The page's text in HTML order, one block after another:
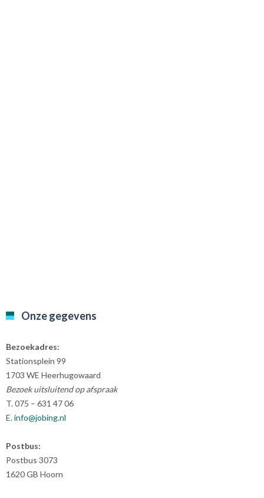
Onze gegevens
Bezoekadres:
Stationsplein 99
1703 WE Heerhugowaard
Bezoek uitsluitend op afspraak
T. 075 – 631 47 06
E.info@jobing.nl
Postbus:
Postbus 3073
1620 GB Hoorn